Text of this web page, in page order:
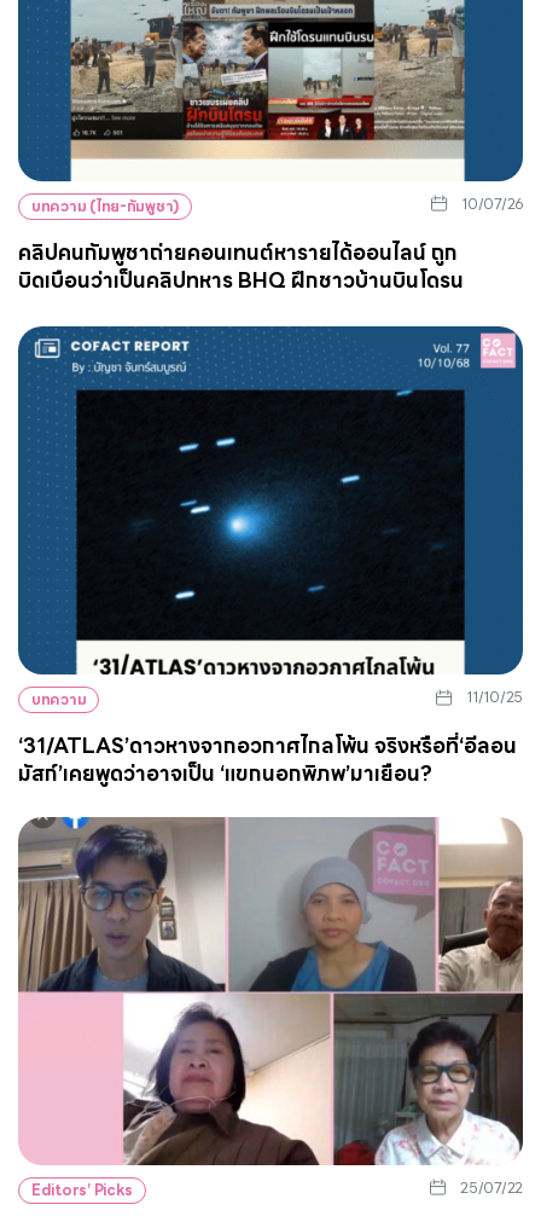
บทความ (ไทย-กัมพูชา) 10/07/26
คลิปคนกัมพูชาถ่ายคอนเทนต์หารายได้ออนไลน์ ถูก
บิดเบือนว่าเป็นคลิปทหาร BHQ ฝึกชาวบ้านบินโดรน
บทความ 11/10/25
‘31/ATLAS’ดาวหางจากอวกาศไกลโพ้น จริงหรือที่‘อีลอน
มัสก์’เคยพูดว่าอาจเป็น ‘แขกนอกพิภพ’มาเยือน?
Editors’ Picks 25/07/22